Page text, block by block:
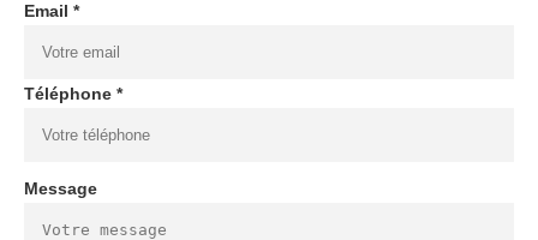
Email *
Téléphone *
Message